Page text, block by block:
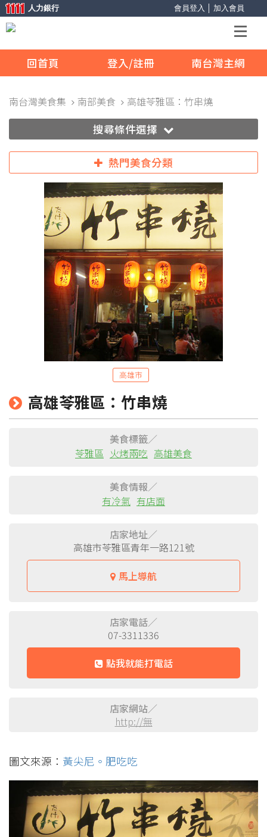
會員登入 加入會員
人力銀行
粉絲團 Line@
回首頁 登入/註冊 南台灣主網
南台灣美食集 南部美食 高雄苓雅區：竹串燒
搜尋條件選擇
熱門美食分類
高雄市
高雄苓雅區：竹串燒
美食標籤／
苓雅區 火烤兩吃 高雄美食
美食情報／
有冷氣 有店面
店家地址／
高雄市苓雅區青年一路121號
馬上導航
店家電話／
07-3311336
點我就能打電話
店家網站／
http://無
圖文來源： 黃尖尼。肥吃吃